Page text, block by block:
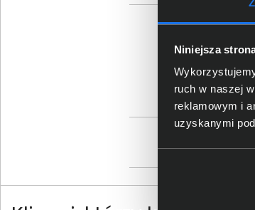
Niniejsza
ruch w naszej
reklamowym i
uzyskanymi